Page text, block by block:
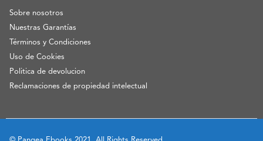
Sobre nosotros
Nuestras Garantías
Términos y Condiciones
Uso de Cookies
Politica de devolucion
Reclamaciones de propiedad intelectual